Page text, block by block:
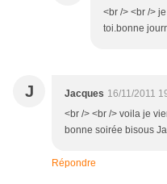
<br /> <br />
toi.bonne
J Jacques 16/11/2011
<br /> <br /> voila je
bonne soirée bisous
Répondre